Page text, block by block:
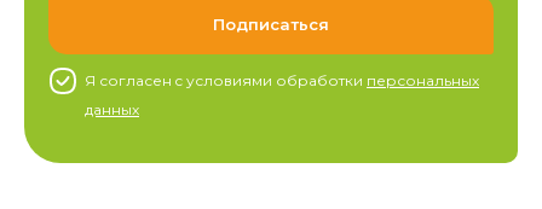
Я согласен c условиями обработки персональных
данных